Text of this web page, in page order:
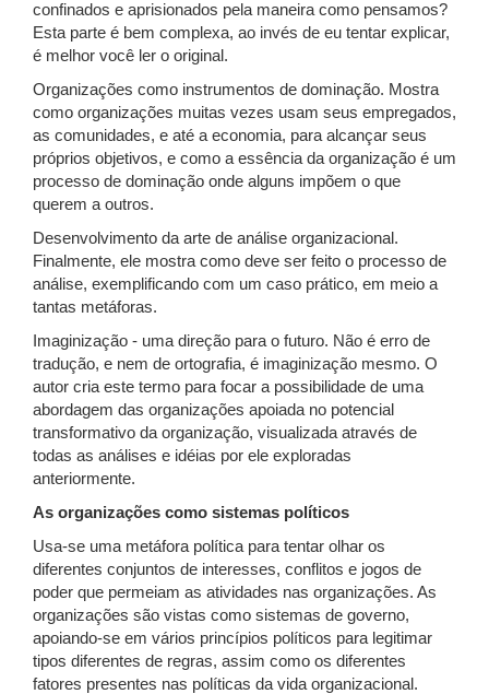
confinados e aprisionados pela maneira como pensamos?
Esta parte é bem complexa, ao invés de eu tentar explicar,
é melhor você ler o original.
Organizações como instrumentos de dominação. Mostra
como organizações muitas vezes usam seus empregados,
as comunidades, e até a economia, para alcançar seus
próprios objetivos, e como a essência da organização é um
processo de dominação onde alguns impõem o que
querem a outros.
Desenvolvimento da arte de análise organizacional.
Finalmente, ele mostra como deve ser feito o processo de
análise, exemplificando com um caso prático, em meio a
tantas metáforas.
Imaginização - uma direção para o futuro. Não é erro de
tradução, e nem de ortografia, é imaginização mesmo. O
autor cria este termo para focar a possibilidade de uma
abordagem das organizações apoiada no potencial
transformativo da organização, visualizada através de
todas as análises e idéias por ele exploradas
anteriormente.
As organizações como sistemas políticos
Usa-se uma metáfora política para tentar olhar os
diferentes conjuntos de interesses, conflitos e jogos de
poder que permeiam as atividades nas organizações. As
organizações são vistas como sistemas de governo,
apoiando-se em vários princípios políticos para legitimar
tipos diferentes de regras, assim como os diferentes
fatores presentes nas políticas da vida organizacional.